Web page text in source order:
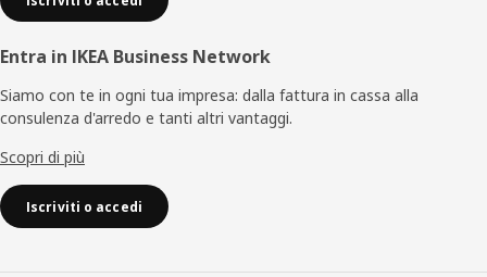
Entra in IKEA Business Network
Siamo con te in ogni tua impresa: dalla fattura in cassa alla
consulenza d'arredo e tanti altri vantaggi.
Scopri di più
Iscriviti o accedi